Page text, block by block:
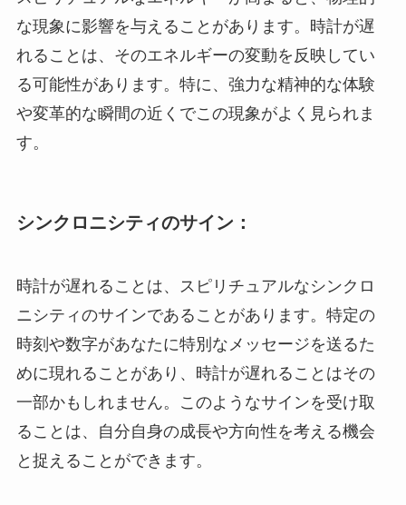
な現象に影響を与えることがあります。時計が遅
れることは、そのエネルギーの変動を反映してい
る可能性があります。特に、強力な精神的な体験
や変革的な瞬間の近くでこの現象がよく見られま
す。
シンクロニシティのサイン：
時計が遅れることは、スピリチュアルなシンクロ
ニシティのサインであることがあります。特定の
時刻や数字があなたに特別なメッセージを送るた
めに現れることがあり、時計が遅れることはその
一部かもしれません。このようなサインを受け取
ることは、自分自身の成長や方向性を考える機会
と捉えることができます。